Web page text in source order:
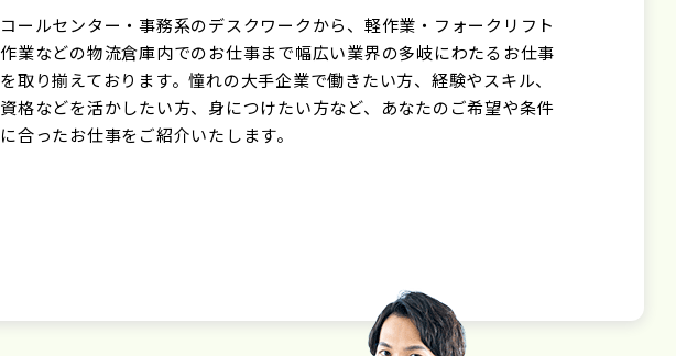
コールセンター・事務系のデスクワークから、軽作業・フォークリフト
作業などの物流倉庫内でのお仕事まで幅広い業界の多岐にわたるお仕事
を取り揃えております。憧れの大手企業で働きたい方、経験やスキル、
資格などを活かしたい方、身につけたい方など、あなたのご希望や条件
に合ったお仕事をご紹介いたします。